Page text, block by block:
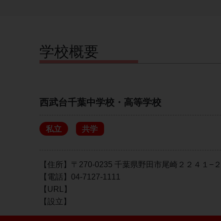
学校概要
西武台千葉中学校・高等学校
私立 共学
【住所】〒270-0235 千葉県野田市尾崎２２４１−２
【電話】04-7127-1111
【URL】
【設立】